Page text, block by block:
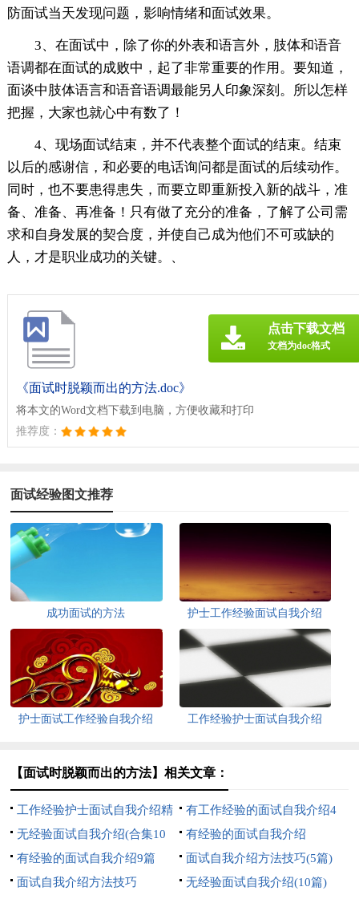
防面试当天发现问题，影响情绪和面试效果。
3、在面试中，除了你的外表和语言外，肢体和语音
语调都在面试的成败中，起了非常重要的作用。要知道，
面谈中肢体语言和语音语调最能另人印象深刻。所以怎样
把握，大家也就心中有数了！
4、现场面试结束，并不代表整个面试的结束。结束
以后的感谢信，和必要的电话询问都是面试的后续动作。
同时，也不要患得患失，而要立即重新投入新的战斗，准
备、准备、再准备！只有做了充分的准备，了解了公司需
求和自身发展的契合度，并使自己成为他们不可或缺的
人，才是职业成功的关键。、
《面试时脱颖而出的方法.doc》
将本文的Word文档下载到电脑，方便收藏和打印
推荐度：
点击下载文档
文档为doc格式
面试经验图文推荐
成功面试的方法 护士工作经验面试自我介绍
护士面试工作经验自我介绍 工作经验护士面试自我介绍
【面试时脱颖而出的方法】相关文章：
工作经验护士面试自我介绍精
选5篇
有工作经验的面试自我介绍4
篇
无经验面试自我介绍(合集10
篇)
有经验的面试自我介绍
有经验的面试自我介绍9篇
面试自我介绍方法技巧(5篇)
面试自我介绍方法技巧
无经验面试自我介绍(10篇)